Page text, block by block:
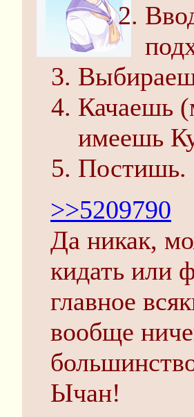
Качаешь
имеешь
Постишь.
>>5209790
Да никак,
кидать или
главное
вообще
Ычан!